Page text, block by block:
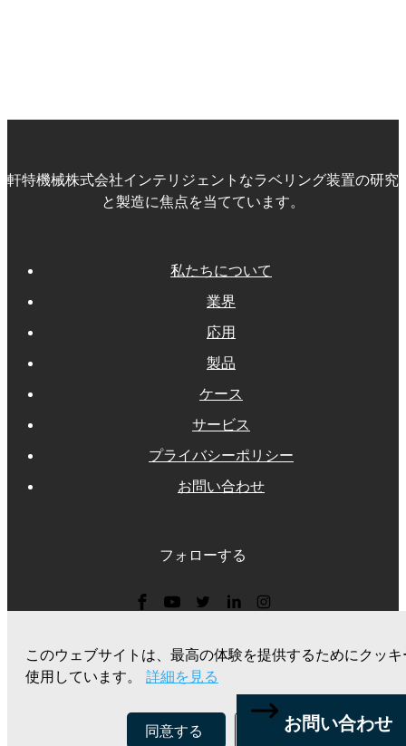
軒特機械株式会社インテリジェントなラベリング装置の研究
と製造に焦点を当てています。
私たちについて
業界
応用
製品
ケース
サービス
プライバシーポリシー
お問い合わせ
フォローする
見積もりを請求する
このウェブサイトは、最高の体験を提供するためにクッキ
使用しています。 詳細を見る
同意する 拒否する
お問い合わせ